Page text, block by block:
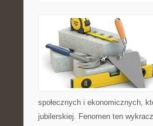
społecznych i ekonomicznych,
jubilerskiej. Fenomen ten